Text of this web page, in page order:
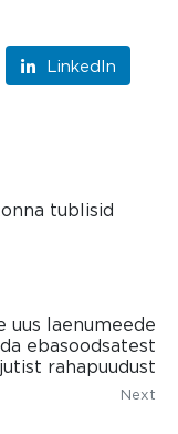
LinkedIn
tublisid
uus laenumeede
ebasoodsatest
rahapuudust
Next